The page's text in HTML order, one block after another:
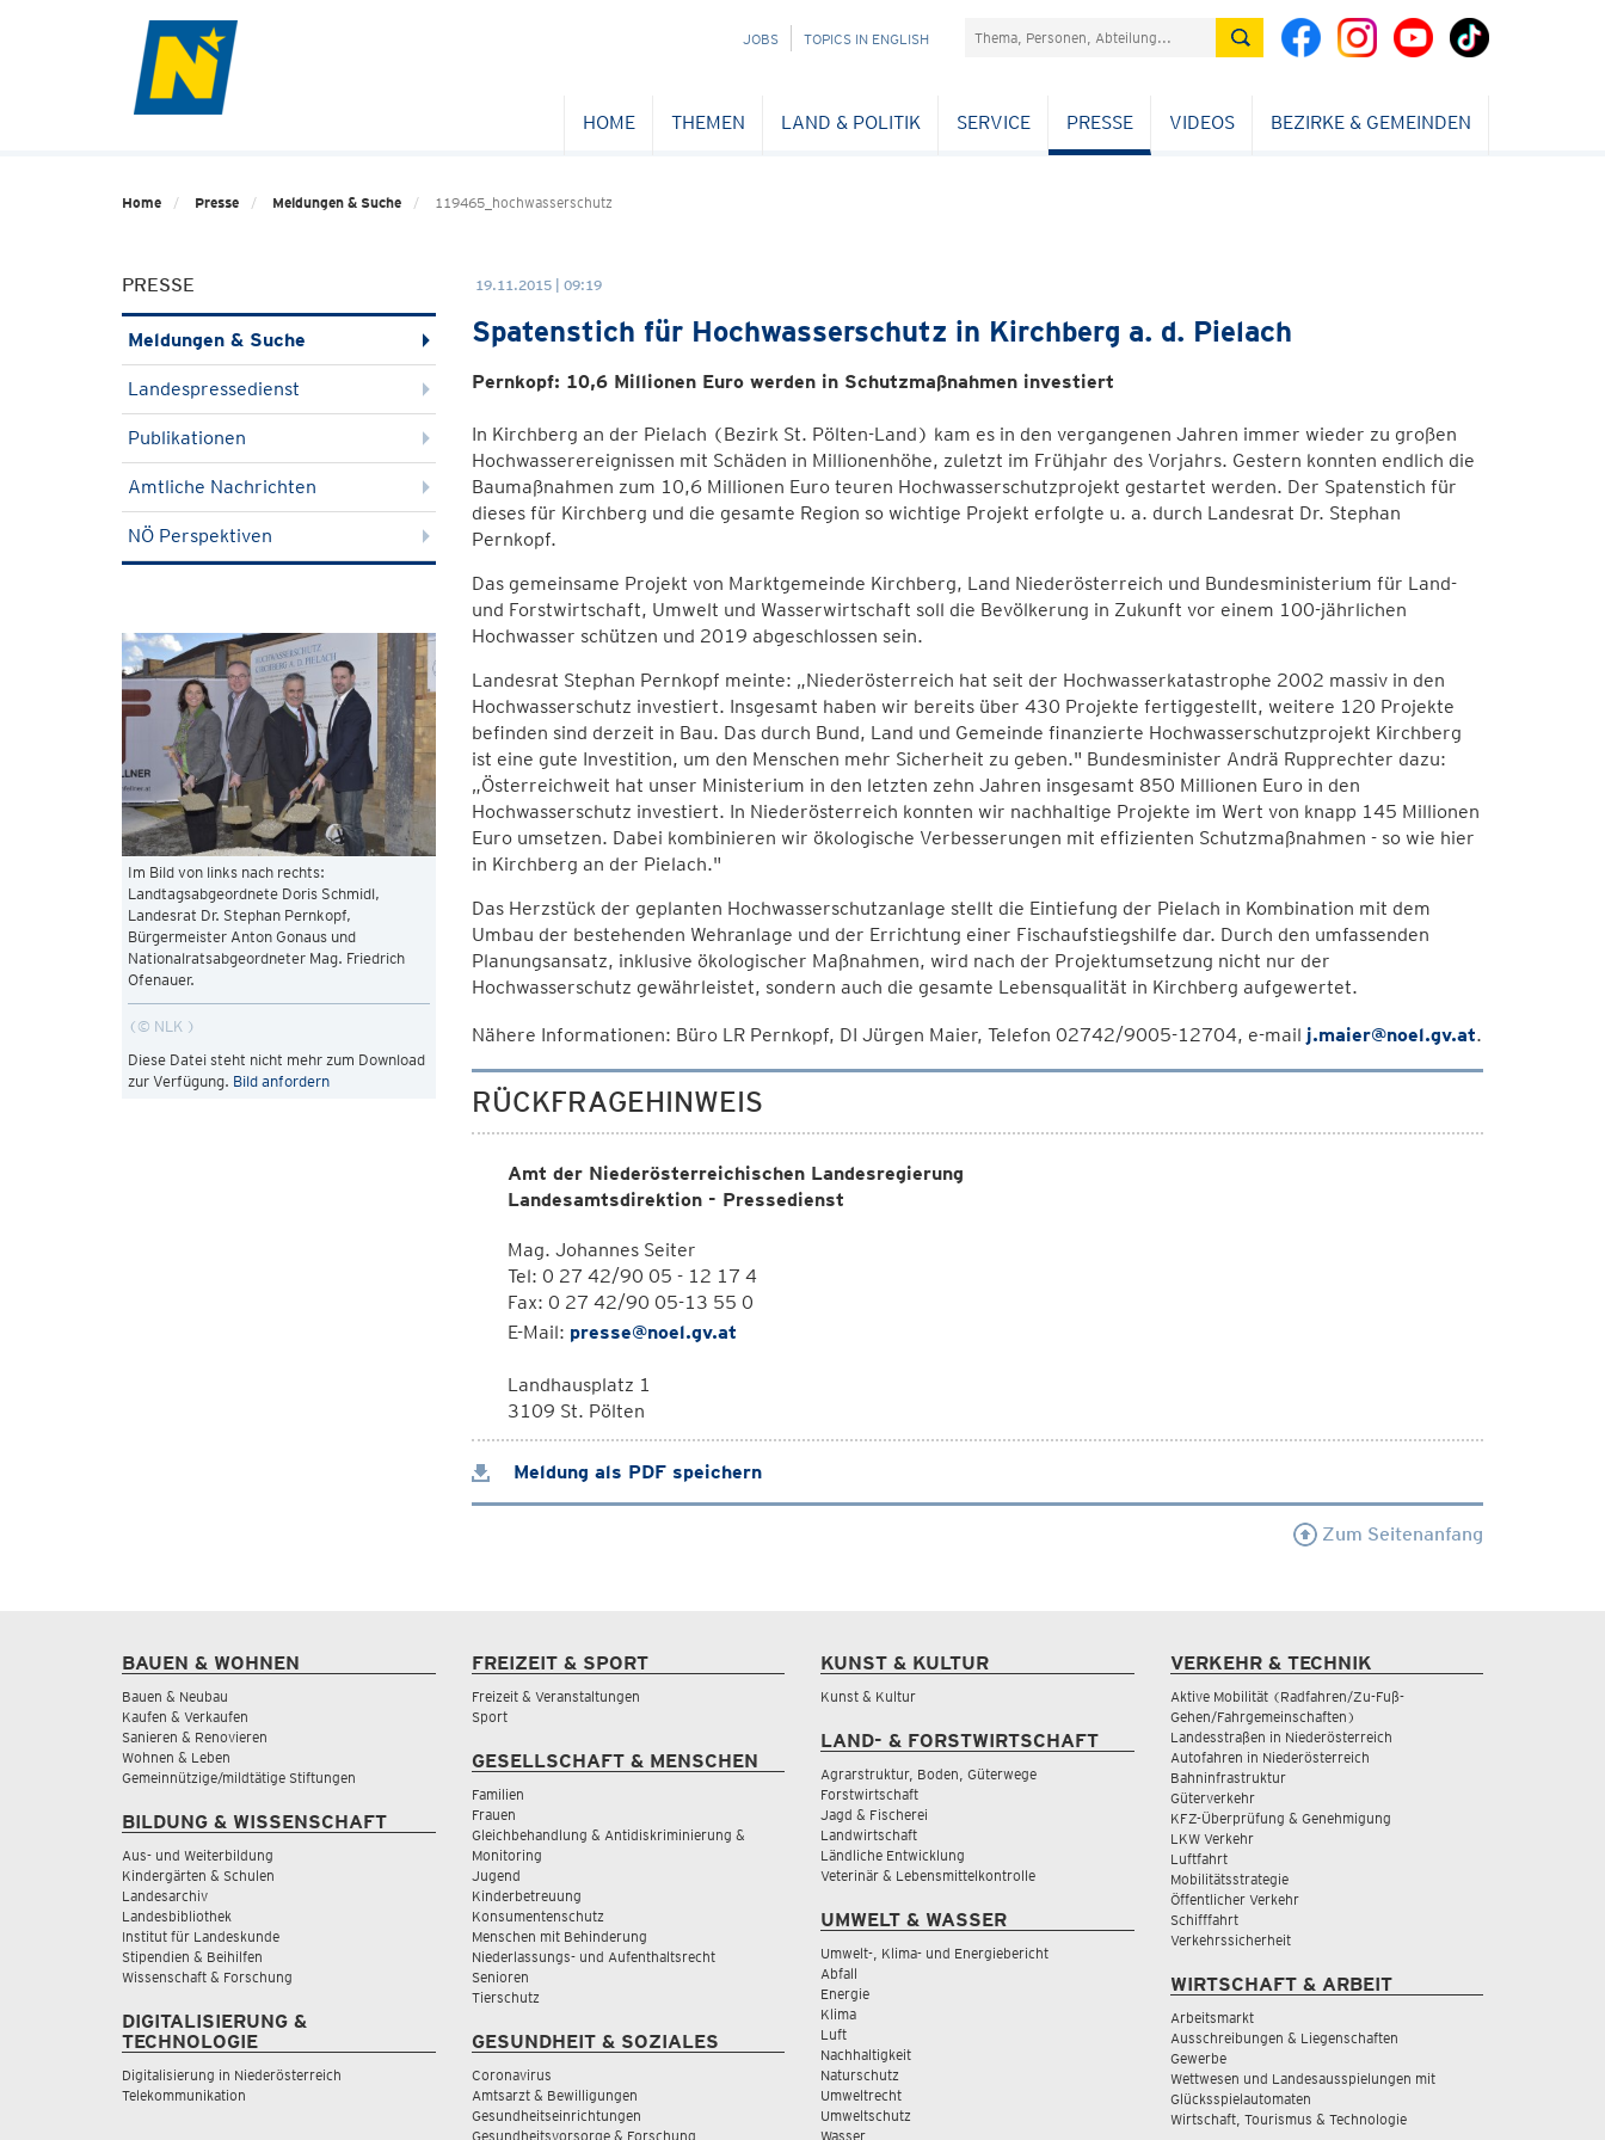
NAVIGATION
JOBS TOPICS IN ENGLISH Suchefeld
HOME THEMEN LAND & POLITIK SERVICE PRESSE VIDEOS BEZIRKE & GEMEINDEN
Home Presse Meldungen & Suche 119465_hochwasserschutz
PRESSE
Meldungen & Suche
Landespressedienst
Publikationen
Amtliche Nachrichten
NÖ Perspektiven
Im Bild von links nach rechts:
Landtagsabgeordnete Doris Schmidl,
Landesrat Dr. Stephan Pernkopf,
Bürgermeister Anton Gonaus und
Nationalratsabgeordneter Mag. Friedrich
Ofenauer.
© NLK
Diese Datei steht nicht mehr zum Download
zur Verfügung. Bild anfordern
19.11.2015 | 09:19
Spatenstich für Hochwasserschutz in Kirchberg a. d. Pielach
Pernkopf: 10,6 Millionen Euro werden in Schutzmaßnahmen investiert
In Kirchberg an der Pielach (Bezirk St. Pölten-Land) kam es in den vergangenen Jahren immer wieder zu großen
Hochwasserereignissen mit Schäden in Millionenhöhe, zuletzt im Frühjahr des Vorjahrs. Gestern konnten endlich die
Baumaßnahmen zum 10,6 Millionen Euro teuren Hochwasserschutzprojekt gestartet werden. Der Spatenstich für
dieses für Kirchberg und die gesamte Region so wichtige Projekt erfolgte u. a. durch Landesrat Dr. Stephan
Pernkopf.
Das gemeinsame Projekt von Marktgemeinde Kirchberg, Land Niederösterreich und Bundesministerium für Land-
und Forstwirtschaft, Umwelt und Wasserwirtschaft soll die Bevölkerung in Zukunft vor einem 100-jährlichen
Hochwasser schützen und 2019 abgeschlossen sein.
Landesrat Stephan Pernkopf meinte: „Niederösterreich hat seit der Hochwasserkatastrophe 2002 massiv in den
Hochwasserschutz investiert. Insgesamt haben wir bereits über 430 Projekte fertiggestellt, weitere 120 Projekte
befinden sind derzeit in Bau. Das durch Bund, Land und Gemeinde finanzierte Hochwasserschutzprojekt Kirchberg
ist eine gute Investition, um den Menschen mehr Sicherheit zu geben." Bundesminister Andrä Rupprechter dazu:
„Österreichweit hat unser Ministerium in den letzten zehn Jahren insgesamt 850 Millionen Euro in den
Hochwasserschutz investiert. In Niederösterreich konnten wir nachhaltige Projekte im Wert von knapp 145 Millionen
Euro umsetzen. Dabei kombinieren wir ökologische Verbesserungen mit effizienten Schutzmaßnahmen - so wie hier
in Kirchberg an der Pielach."
Das Herzstück der geplanten Hochwasserschutzanlage stellt die Eintiefung der Pielach in Kombination mit dem
Umbau der bestehenden Wehranlage und der Errichtung einer Fischaufstiegshilfe dar. Durch den umfassenden
Planungsansatz, inklusive ökologischer Maßnahmen, wird nach der Projektumsetzung nicht nur der
Hochwasserschutz gewährleistet, sondern auch die gesamte Lebensqualität in Kirchberg aufgewertet.
Nähere Informationen: Büro LR Pernkopf, DI Jürgen Maier, Telefon 02742/9005-12704, e-mail j.maier@noel.gv.at.
RÜCKFRAGEHINWEIS
Amt der Niederösterreichischen Landesregierung
Landesamtsdirektion - Pressedienst
Mag. Johannes Seiter
Tel: 0 27 42/90 05 - 12 17 4
Fax: 0 27 42/90 05-13 55 0
E-Mail: presse@noel.gv.at
Landhausplatz 1
3109 St. Pölten
Meldung als PDF speichern
Zum Seitenanfang
BAUEN & WOHNEN
Bauen & Neubau
Kaufen & Verkaufen
Sanieren & Renovieren
Wohnen & Leben
Gemeinnützige/mildtätige Stiftungen
BILDUNG & WISSENSCHAFT
Aus- und Weiterbildung
Kindergärten & Schulen
Landesarchiv
Landesbibliothek
Institut für Landeskunde
Stipendien & Beihilfen
Wissenschaft & Forschung
DIGITALISIERUNG &
TECHNOLOGIE
Digitalisierung in Niederösterreich
Telekommunikation
FREIZEIT & SPORT
Freizeit & Veranstaltungen
Sport
GESELLSCHAFT & MENSCHEN
Familien
Frauen
Gleichbehandlung & Antidiskriminierung &
Monitoring
Jugend
Kinderbetreuung
Konsumentenschutz
Menschen mit Behinderung
Niederlassungs- und Aufenthaltsrecht
Senioren
Tierschutz
GESUNDHEIT & SOZIALES
Coronavirus
Amtsarzt & Bewilligungen
Gesundheitseinrichtungen
Gesundheitsvorsorge & Forschung
KUNST & KULTUR
Kunst & Kultur
LAND- & FORSTWIRTSCHAFT
Agrarstruktur, Boden, Güterwege
Forstwirtschaft
Jagd & Fischerei
Landwirtschaft
Ländliche Entwicklung
Veterinär & Lebensmittelkontrolle
UMWELT & WASSER
Umwelt-, Klima- und Energiebericht
Abfall
Energie
Klima
Luft
Nachhaltigkeit
Naturschutz
Umweltrecht
Umweltschutz
Wasser
VERKEHR & TECHNIK
Aktive Mobilität (Radfahren/Zu-Fuß-
Gehen/Fahrgemeinschaften)
Landesstraßen in Niederösterreich
Autofahren in Niederösterreich
Bahninfrastruktur
Güterverkehr
KFZ-Überprüfung & Genehmigung
LKW Verkehr
Luftfahrt
Mobilitätsstrategie
Öffentlicher Verkehr
Schifffahrt
Verkehrssicherheit
WIRTSCHAFT & ARBEIT
Arbeitsmarkt
Ausschreibungen & Liegenschaften
Gewerbe
Wettwesen und Landesausspielungen mit
Glücksspielautomaten
Wirtschaft, Tourismus & Technologie